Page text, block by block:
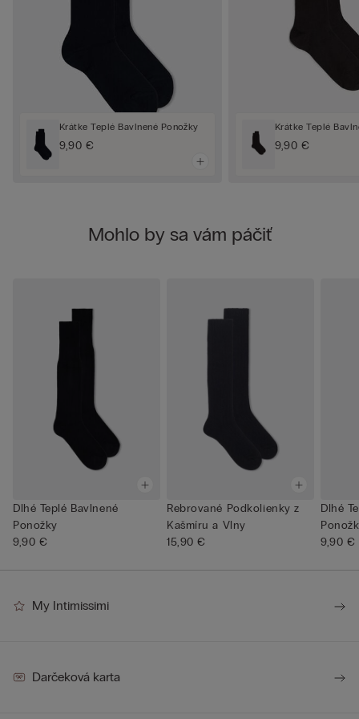
Krátke Teplé Bavlnené Ponožky
9,90 €
Krátke Teplé
9,90 €
Mohlo by sa vám páčiť
Dlhé Teplé Bavlnené
Ponožky
9,90 €
Rebrované Podkolienky z
Kašmíru a Vlny
15,90 €
Dlhé
9,90 €
My Intimissimi
Darčeková karta